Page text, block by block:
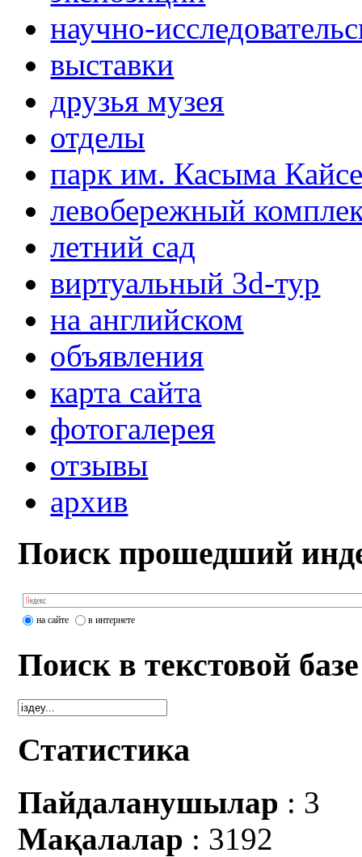
научно-
выставки
друзья музея
отделы
парк им. Касыма
левобережный
летний сад
виртуальный 3d-тур
на английском
объявления
карта сайта
фотогалерея
отзывы
архив
Поиск прошедший
на сайте в интернете
Поиск в текстовой базе
Статистика
Пайдаланушылар : 3
Мақалалар : 3192